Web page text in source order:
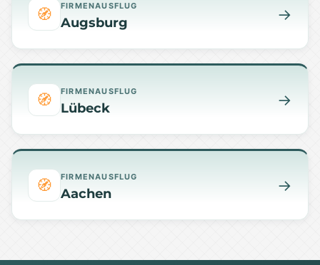
🧭 FIRMENAUSFLUG
Augsburg →
🧭 FIRMENAUSFLUG
Lübeck →
🧭 FIRMENAUSFLUG
Aachen →